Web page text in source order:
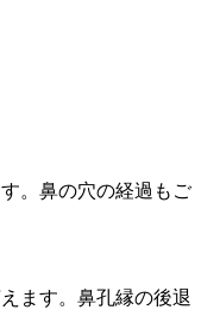
。鼻の穴の経過もご
ます。鼻孔縁の後退